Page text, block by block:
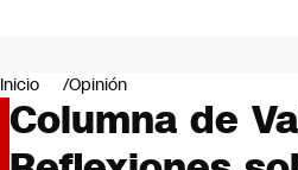
Negocios
Deportes
Programas completos
Cultura
Inicio Opinión
Columna de